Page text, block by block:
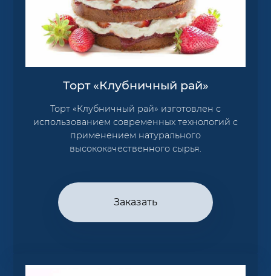
Торт «Клубничный рай»
Торт «Клубничный рай» изготовлен с
использованием современных технологий с
применением натурального
высококачественного сырья.
Заказать